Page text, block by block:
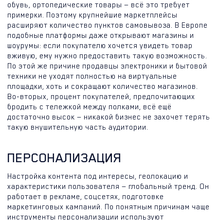
обувь, ортопедические товары — всё это требует
примерки. Поэтому крупнейшие маркетплейсы
расширяют количество пунктов самовывоза. В Европе
подобные платформы даже открывают магазины и
шоурумы: если покупателю хочется увидеть товар
вживую, ему нужно предоставить такую возможность.
По этой же причине продавцы электроники и бытовой
техники не уходят полностью на виртуальные
площадки, хоть и сокращают количество магазинов.
Во-вторых, процент покупателей, предпочитающих
бродить с тележкой между полками, всё ещё
достаточно высок — никакой бизнес не захочет терять
такую внушительную часть аудитории.
ПЕРСОНАЛИЗАЦИЯ
Настройка контента под интересы, геолокацию и
характеристики пользователя — глобальный тренд. Он
работает в рекламе, соцсетях, подготовке
маркетинговых кампаний. По понятным причинам чаще
инструменты персонализации используют